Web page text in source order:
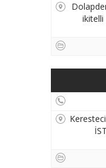
ikitelli